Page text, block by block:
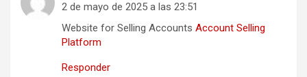
2 de mayo de 2025 a las 23:51
Website for Selling Accounts Account Selling
Platform
Responder